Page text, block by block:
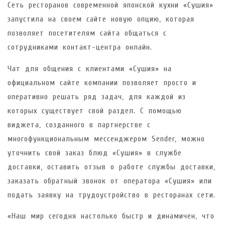
Сеть ресторанов современной японской кухни «Сушия»
запустила на своем сайте новую опцию, которая
позволяет посетителям сайта общаться с
сотрудниками контакт-центра онлайн.
Чат для общения с клиентами «Сушия» на
официальном сайте компании позволяет просто и
оперативно решать ряд задач, для каждой из
которых существует свой раздел. С помощью
виджета, созданного в партнерстве с
многофункциональным мессенджером Sender, можно
уточнить свой заказ блюд «Сушия» в службе
доставки, оставить отзыв о работе службы доставки,
заказать обратный звонок от оператора «Сушия» или
подать заявку на трудоустройство в ресторанах сети.
«Наш мир сегодня настолько быстр и динамичен, что